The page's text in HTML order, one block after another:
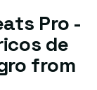
Pro -
de
from